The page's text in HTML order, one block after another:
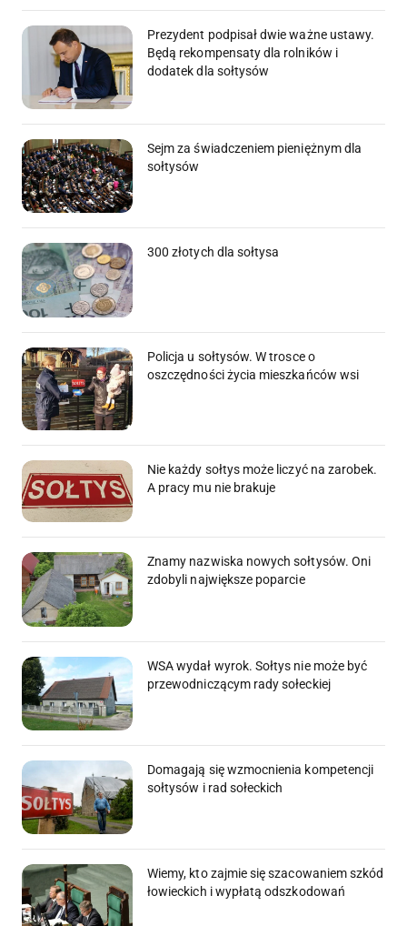
Prezydent podpisał dwie ważne ustawy.
Będą rekompensaty dla rolników i
dodatek dla sołtysów
Sejm za świadczeniem pieniężnym dla
sołtysów
300 złotych dla sołtysa
Policja u sołtysów. W trosce o
oszczędności życia mieszkańców wsi
Nie każdy sołtys może liczyć na zarobek.
A pracy mu nie brakuje
Znamy nazwiska nowych sołtysów. Oni
zdobyli największe poparcie
WSA wydał wyrok. Sołtys nie może być
przewodniczącym rady sołeckiej
Domagają się wzmocnienia kompetencji
sołtysów i rad sołeckich
Wiemy, kto zajmie się szacowaniem szkód
łowieckich i wypłatą odszkodowań